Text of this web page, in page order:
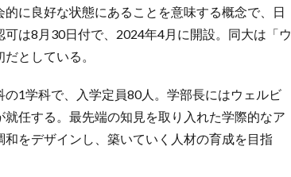
に良好な状態にあることを意味する概念で、日
は8月30日付で、2024年4月に開設。同大は「ウ
としている。
1学科で、入学定員80人。学部長にはウェルビ
任する。最先端の知見を取り入れた学際的なア
をデザインし、築いていく人材の育成を目指